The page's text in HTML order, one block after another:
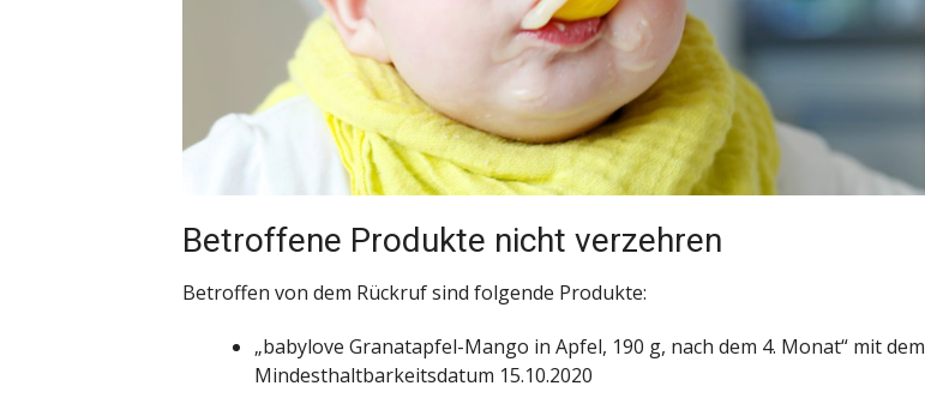
Betroffene Produkte nicht verzehren
Betroffen von dem Rückruf sind folgende Produkte:
„babylove Granatapfel-Mango in Apfel, 190 g, nach dem 4. Monat“ mit dem
Mindesthaltbarkeitsdatum 15.10.2020